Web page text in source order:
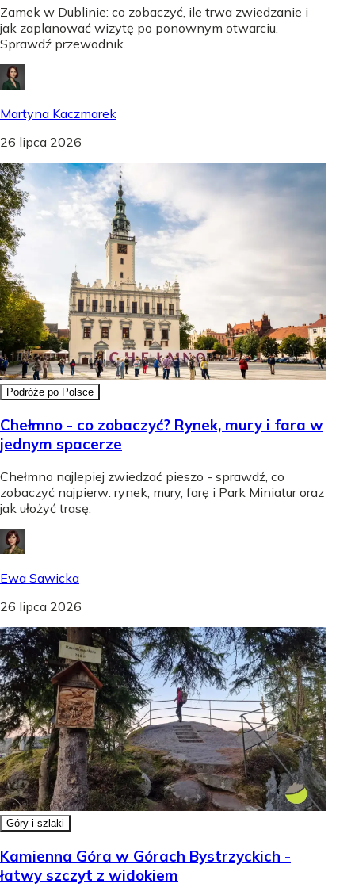
Zamek w Dublinie: co zobaczyć, ile trwa zwiedzanie i
jak zaplanować wizytę po ponownym otwarciu.
Sprawdź przewodnik.
Martyna Kaczmarek
26 lipca 2026
Podróże po Polsce
Chełmno - co zobaczyć? Rynek, mury i fara w
jednym spacerze
Chełmno najlepiej zwiedzać pieszo - sprawdź, co
zobaczyć najpierw: rynek, mury, farę i Park Miniatur oraz
jak ułożyć trasę.
Ewa Sawicka
26 lipca 2026
Góry i szlaki
Kamienna Góra w Górach Bystrzyckich -
łatwy szczyt z widokiem